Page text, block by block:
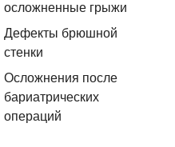
осложненные грыжи
Дефекты брюшной
стенки
Осложнения после
бариатрических
операций